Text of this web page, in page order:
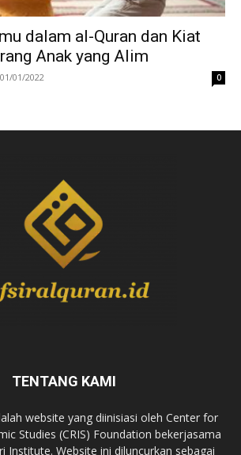
dalam al-Quran dan Kiat
Anak yang Alim
01/01/2022 0
TENTANG KAMI
website yang diinisiasi oleh Center for
Studies (CRIS) Foundation bekerjasama
Institute. Website ini diluncurkan sebagai